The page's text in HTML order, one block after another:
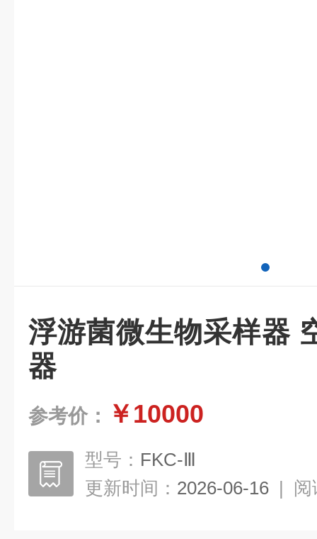
浮游菌微生物采样器
器
参考价： ￥10000
型号： FKC-Ⅲ
更新时间： 2026-06-16 | 阅